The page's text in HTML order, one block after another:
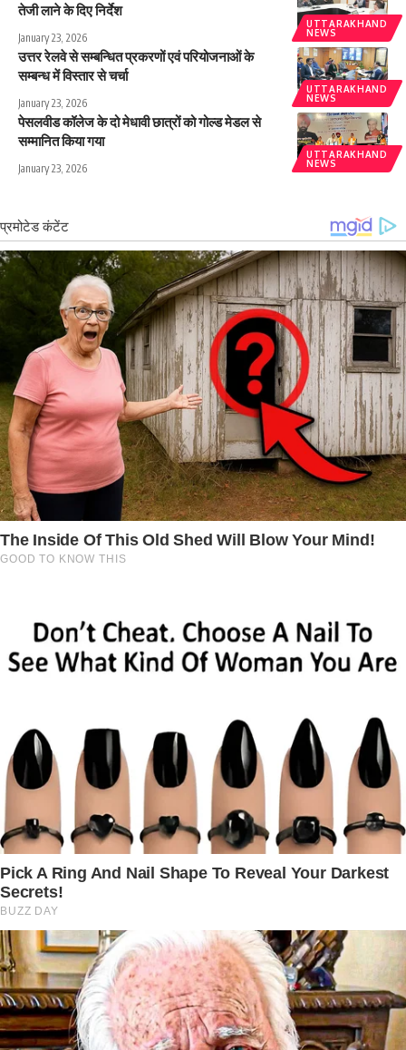
UTTARAKHAND
NEWS
तेजी लाने के दिए निर्देश
January 23, 2026
UTTARAKHAND
NEWS
उत्तर रेलवे से सम्बन्धित प्रकरणों एवं परियोजनाओं के
सम्बन्ध में विस्तार से चर्चा
January 23, 2026
UTTARAKHAND
NEWS
पेसलवीड कॉलेज के दो मेधावी छात्रों को गोल्ड मेडल से
सम्मानित किया गया
January 23, 2026